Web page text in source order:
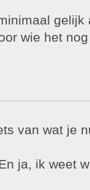
gelijk
wie het
van wat je
ja, ik weet